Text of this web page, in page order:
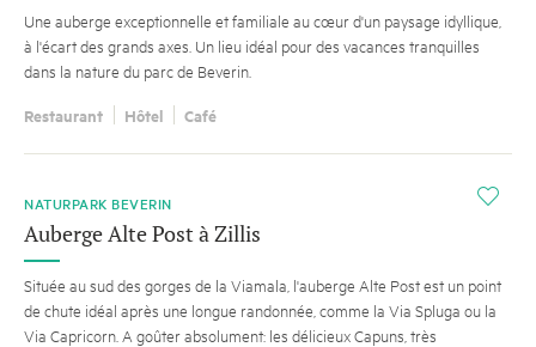
Une auberge exceptionnelle et familiale au cœur d'un paysage idyllique,
à l'écart des grands axes. Un lieu idéal pour des vacances tranquilles
dans la nature du parc de Beverin.
Restaurant Hôtel Café
i
NATURPARK BEVERIN
Auberge Alte Post à Zillis
Située au sud des gorges de la Viamala, l'auberge Alte Post est un point
de chute idéal après une longue randonnée, comme la Via Spluga ou la
Via Capricorn. A goûter absolument: les délicieux Capuns, très